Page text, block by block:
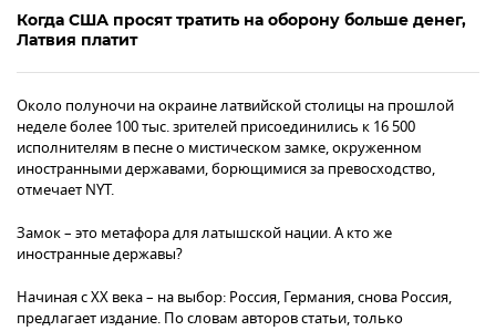
Когда США просят тратить на оборону больше денег,
Латвия платит
Около полуночи на окраине латвийской столицы на прошлой
неделе более 100 тыс. зрителей присоединились к 16 500
исполнителям в песне о мистическом замке, окруженном
иностранными державами, борющимися за превосходство,
отмечает NYT.
Замок – это метафора для латышской нации. А кто же
иностранные державы?
Начиная с XX века – на выбор: Россия, Германия, снова Россия,
предлагает издание. По словам авторов статьи, только